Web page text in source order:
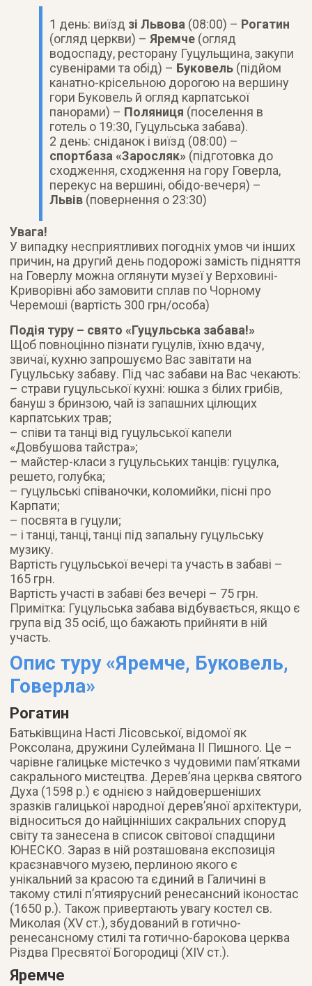
1 день: виїзд зі Львова (08:00) – Рогатин
(огляд церкви) – Яремче (огляд
водоспаду, ресторану Гуцульщина, закупи
сувенірами та обід) – Буковель (підйом
канатно-крісельною дорогою на вершину
гори Буковель й огляд карпатської
панорами) – Поляниця (поселення в
готель о 19:30, Гуцульська забава).
2 день: сніданок і виїзд (08:00) –
спортбаза «Заросляк» (підготовка до
сходження, сходження на гору Говерла,
перекус на вершині, обідо-вечеря) –
Львів (повернення о 23:30)
Увага!
У випадку несприятливих погодніх умов чи інших
причин, на другий день подорожі замість підняття
на Говерлу можна оглянути музеї у Верховині-
Криворівні або замовити сплав по Чорному
Черемоші (вартість 300 грн/особа)
Подія туру – свято «Гуцульська забава!»
Щоб повноцінно пізнати гуцулів, їхню вдачу,
звичаї, кухню запрошуємо Вас завітати на
Гуцульську забаву. Під час забави на Вас чекають:
– страви гуцульської кухні: юшка з білих грибів,
бануш з бринзою, чай із запашних цілющих
карпатських трав;
– співи та танці від гуцульської капели
«Довбушова тайстра»;
– майстер-класи з гуцульських танців: гуцулка,
решето, голубка;
– гуцульські співаночки, коломийки, пісні про
Карпати;
– посвята в гуцули;
– і танці, танці, танці під запальну гуцульську
музику.
Вартість гуцульської вечері та участь в забаві –
165 грн.
Вартість участі в забаві без вечері – 75 грн.
Примітка: Гуцульська забава відбувається, якщо є
група від 35 осіб, що бажають прийняти в ній
участь.
Опис туру «Яремче, Буковель,
Говерла»
Рогатин
Батьківщина Насті Лісовської, відомої як
Роксолана, дружини Сулеймана ІІ Пишного. Це –
чарівне галицьке містечко з чудовими пам’ятками
сакрального мистецтва. Дерев’яна церква святого
Духа (1598 р.) є однією з найдовершеніших
зразків галицької народної дерев’яної архітектури,
відноситься до найцінніших сакральних споруд
світу та занесена в список світової спадщини
ЮНЕСКО. Зараз в ній розташована експозиція
краєзнавчого музею, перлиною якого є
унікальний за красою та єдиний в Галичині в
такому стилі п’ятиярусний ренесансний іконостас
(1650 р.). Також привертають увагу костел св.
Миколая (XV ст.), збудований в готично-
ренесансному стилі та готично-барокова церква
Різдва Пресвятої Богородиці (XIV ст.).
Яремче